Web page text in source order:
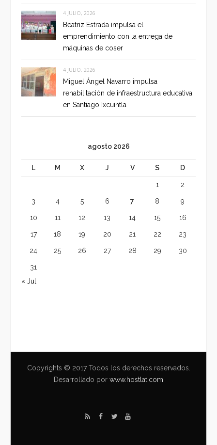
4 JULIO, 2026
Beatriz Estrada impulsa el
emprendimiento con la entrega de
máquinas de coser
4 JULIO, 2026
Miguel Ángel Navarro impulsa
rehabilitación de infraestructura educativa
en Santiago Ixcuintla
agosto 2026
L M X J V S D
1 2
3 4 5 6 7 8 9
10 11 12 13 14 15 16
17 18 19 20 21 22 23
24 25 26 27 28 29 30
31
« Jul
Copyrights © 2017 Todos los derechos reservados.
Desarrollado por www.hostlat.com
R
F
T
Y